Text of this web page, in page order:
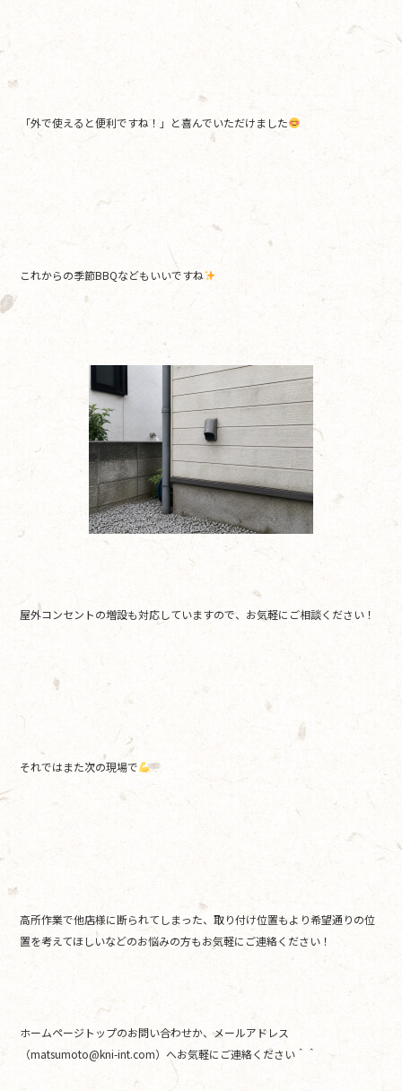
「外で使えると便利ですね！」と喜んでいただけました
これからの季節BBQなどもいいですね
屋外コンセントの増設も対応していますので、お気軽にご相談ください！
それではまた次の現場で
高所作業で他店様に断られてしまった、取り付け位置もより希望通りの位
置を考えてほしいなどのお悩みの方もお気軽にご連絡ください！
ホームページトップのお問い合わせか、メールアドレス
（matsumoto@kni-int.com）へお気軽にご連絡ください＾＾